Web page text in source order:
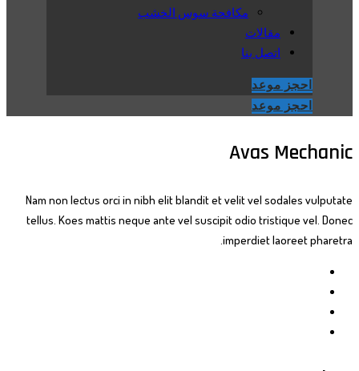
مكافحة سوس الخشب
مقالات
اتصل بنا
احجز موعد
احجز موعد
Avas Mechanic
Nam non lectus orci in nibh elit blandit et velit vel sodales vulputate
tellus. Koes mattis neque ante vel suscipit odio tristique vel. Donec
imperdiet laoreet pharetra.